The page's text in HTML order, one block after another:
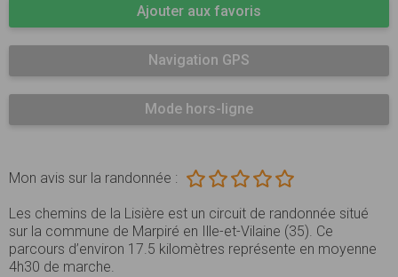
Ajouter aux favoris
Navigation GPS
Mode hors-ligne
Mon avis sur la randonnée :
Les chemins de la Lisière est un circuit de randonnée situé
sur la commune de Marpiré en Ille-et-Vilaine (35). Ce
parcours d’environ 17.5 kilomètres représente en moyenne
4h30 de marche.